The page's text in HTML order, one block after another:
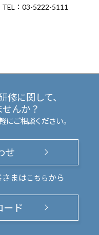
TEL：03-5222-5111
修に関して、
んか？
にご相談ください。
せ
まはこちらから
ード